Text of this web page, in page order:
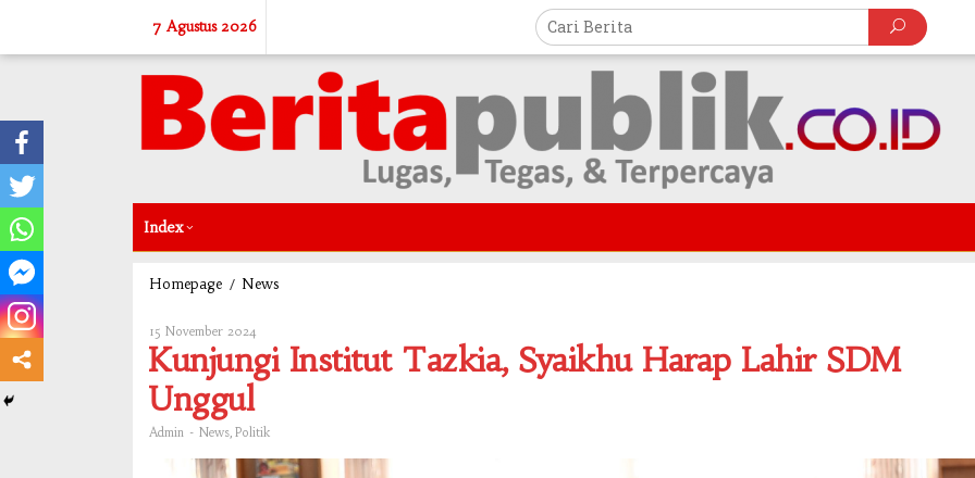
7 Agustus 2026
Index
Homepage / News
Syaikhu
Harap
15 November 2024
Admin
Kunjungi Institut Tazkia, Syaikhu Harap Lahir SDM
Unggul
Admin - News, Politik